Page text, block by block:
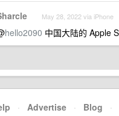
May 28, 2022 via iPhone
hello2090 中国大陆的 Apple
· Advertise · Blog ·